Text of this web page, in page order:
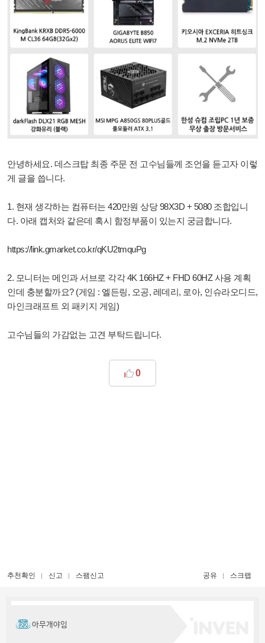
안녕하세요. 데스크탑 최종 주문 전 고수님들께 조언을 듣고자 이렇
게 글을 씁니다.
1. 현재 생각하는 컴퓨터는 420만원 상당 98X3D + 5080 조합입니
다. 아래 캡처와 같은데 혹시 함정부품이 있는지 궁금합니다.
https://link.gmarket.co.kr/qKU2tmquPg
2. 모니터는 메인과 서브로 각각 4K 166HZ + FHD 60HZ 사용 계획
인데 충분할까요? (게임 : 엘든링, 오공, 레데리, 로아, 인슈라오디드,
마인크래프트 외 패키지 게임)
고수님들의 가감없는 고견 부탁드립니다.
0
추천확인 신고 스팸신고 공유 스크랩
아무개야임